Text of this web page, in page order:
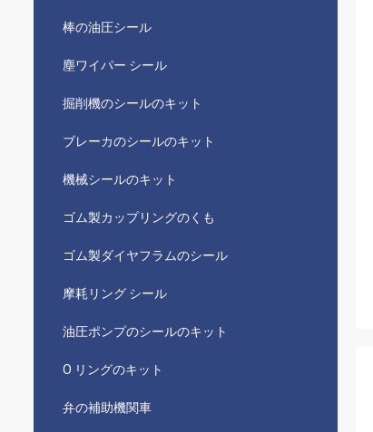
棒の油圧シール
塵ワイパー シール
掘削機のシールのキット
ブレーカのシールのキット
機械シールのキット
ゴム製カップリングのくも
ゴム製ダイヤフラムのシール
摩耗リング シール
油圧ポンプのシールのキット
O リングのキット
弁の補助機関車